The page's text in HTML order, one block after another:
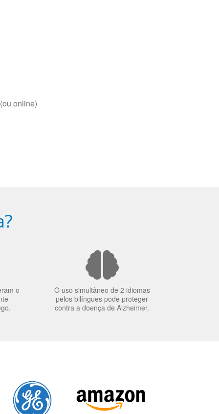
online)
o
O uso simultâneo de 2 idiomas
pelos bilíngues pode proteger
contra a doença de Alzheimer.